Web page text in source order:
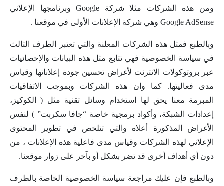
ومن هذه الشركات مثلا شركة Google وبرنامجها الإعلاني
Google AdSense وهي شركة الإعلانات الأولى في موقعنا .
وبالطبع فمثل هذه الشركات المعلنة والتي تعتبر الطرف الثالث
في سياسة الخصوصية فهي تتابع مثل هذه البيانات والإحصائيات
عبر بروتوكولات الانترنت لأغراض تحسين جودة إعلاناتها وقياس
مدى فعاليتها. كما وان هذه الشركات وبموجب الاتفاقيات
المبرمة معنا يحق لها استخدام وسائل تقنية مثل ( الكوكيز،
إعدادات الشبكة، وأكواد برمجية خاصة “جافا سكربت” ) لنفس
الأغراض المذكورة أعلاه والتي تتلخص في تطوير المحتوى
الإعلاني لهذه الشركات وقياس مدى فاعلية هذه الإعلانات ، من
دون أي أهداف أخرى قد تضر بشكل أو بآخر على زوار موقعنا.
وبالطبع فإن عليك مراجعة سياسة الخصوصية الخاصة بالطرف